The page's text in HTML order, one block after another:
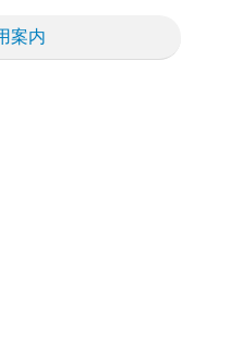
案内